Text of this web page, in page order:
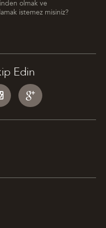
olmak ve
istemez misiniz?
Edin